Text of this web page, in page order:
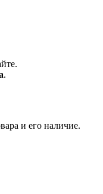
.
и его наличие.